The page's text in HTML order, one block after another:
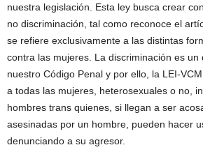
nuestra legislación. Esta ley busca crear
no discriminación, tal como reconoce el
se refiere exclusivamente a las distintas
contra las mujeres. La discriminación es un
nuestro Código Penal y por ello, la LEI-
a todas las mujeres, heterosexuales o no,
hombres trans quienes, si llegan a ser
asesinadas por un hombre, pueden hacer
denunciando a su agresor.